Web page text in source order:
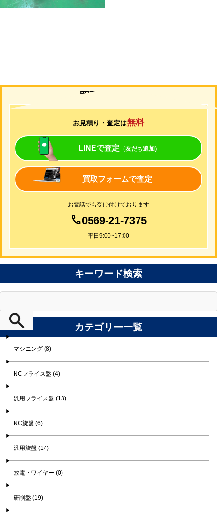
買取について
お見積り・査定は無料
LINEで査定 （友だち追加）
買取フォームで査定
お電話でも受け付けております
0569-21-7375
平日9:00~17:00
キーワード検索
カテゴリー一覧
マシニング (8)
NCフライス盤 (4)
汎用フライス盤 (13)
NC旋盤 (6)
汎用旋盤 (14)
放電・ワイヤー (0)
研削盤 (19)